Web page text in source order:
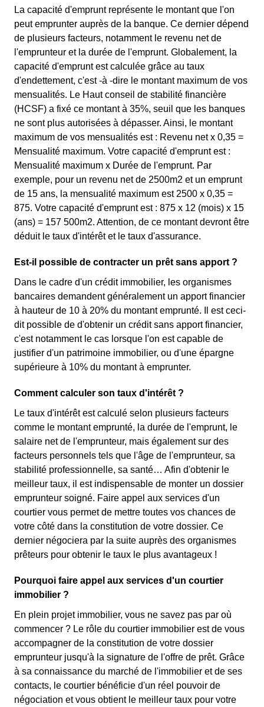
La capacité d'emprunt représente le montant que l'on
peut emprunter auprès de la banque. Ce dernier dépend
de plusieurs facteurs, notamment le revenu net de
l'emprunteur et la durée de l'emprunt. Globalement, la
capacité d'emprunt est calculée grâce au taux
d'endettement, c'est -à -dire le montant maximum de vos
mensualités. Le Haut conseil de stabilité financière
(HCSF) a fixé ce montant à 35%, seuil que les banques
ne sont plus autorisées à dépasser. Ainsi, le montant
maximum de vos mensualités est : Revenu net x 0,35 =
Mensualité maximum. Votre capacité d'emprunt est :
Mensualité maximum x Durée de l'emprunt. Par
exemple, pour un revenu net de 2500m2 et un emprunt
de 15 ans, la mensualité maximum est 2500 x 0,35 =
875. Votre capacité d'emprunt est : 875 x 12 (mois) x 15
(ans) = 157 500m2. Attention, de ce montant devront être
déduit le taux d'intérêt et le taux d'assurance.
Est-il possible de contracter un prêt sans apport ?
Dans le cadre d'un crédit immobilier, les organismes
bancaires demandent généralement un apport financier
à hauteur de 10 à 20% du montant emprunté. Il est ceci-
dit possible de d'obtenir un crédit sans apport financier,
c'est notamment le cas lorsque l'on est capable de
justifier d'un patrimoine immobilier, ou d'une épargne
supérieure à 10% du montant à emprunter.
Comment calculer son taux d'intérêt ?
Le taux d'intérêt est calculé selon plusieurs facteurs
comme le montant emprunté, la durée de l'emprunt, le
salaire net de l'emprunteur, mais également sur des
facteurs personnels tels que l'âge de l'emprunteur, sa
stabilité professionnelle, sa santé… Afin d'obtenir le
meilleur taux, il est indispensable de monter un dossier
emprunteur soigné. Faire appel aux services d'un
courtier vous permet de mettre toutes vos chances de
votre côté dans la constitution de votre dossier. Ce
dernier négociera par la suite auprès des organismes
prêteurs pour obtenir le taux le plus avantageux !
Pourquoi faire appel aux services d'un courtier
immobilier ?
En plein projet immobilier, vous ne savez pas par où
commencer ? Le rôle du courtier immobilier est de vous
accompagner de la constitution de votre dossier
emprunteur jusqu'à la signature de l'offre de prêt. Grâce
à sa connaissance du marché de l'immobilier et de ses
contacts, le courtier bénéficie d'un réel pouvoir de
négociation et vous obtient le meilleur taux pour votre